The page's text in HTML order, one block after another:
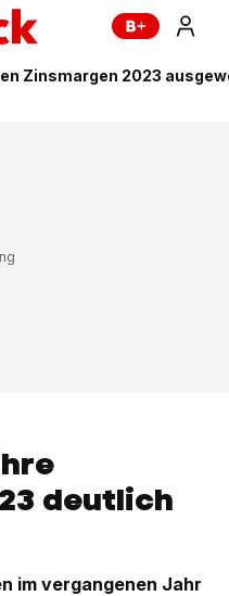
Zinsmargen 2023
deutlich
im vergangenen Jahr